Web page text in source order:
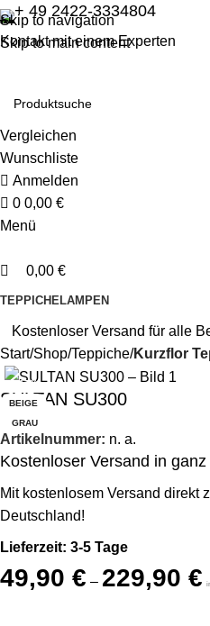
Skip to navigation
Skip to main content
+ 49 2422-3334804
Kontakt mit einem Experten
Vergleichen
Wunschliste
Anmelden
0 0,00 €
Menü
0,00 €
TEPPICHELAMPEN
Kostenloser Versand für alle
Start Shop Teppiche Kurzflor
-17%
BEIGE
GRAU
SULTAN SU300
Artikelnummer: n. a.
Kostenloser Versand in
Mit kostenlosem Versand direkt
Deutschland!
Lieferzeit: 3-5 Tage
49,90 € – 229,90 €